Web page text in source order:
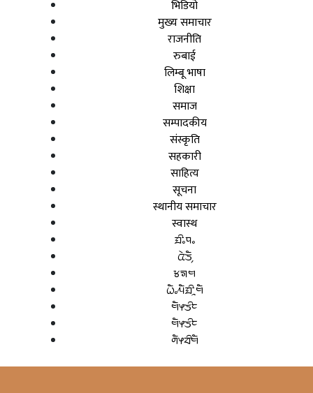
भिडियो
मुख्य समाचार
राजनीति
रुबाई
लिम्बू भाषा
शिक्षा
समाज
सम्पादकीय
संस्कृति
सहकारी
साहित्य
सूचना
स्थानीय समाचार
स्वास्थ
ᤀᤡᤱᤄᤱ
ᤂᤧᤍᤠ᤹
ᤃᤈᤗ
ᤐᤠᤱᤘᤠᤀᤡᤳᤗᤠ
ᤗᤠᤶᤍᤡᤰ
ᤗᤠᤶᤍᤡᤰ
ᤛᤠᤶᤔᤡᤗᤠ